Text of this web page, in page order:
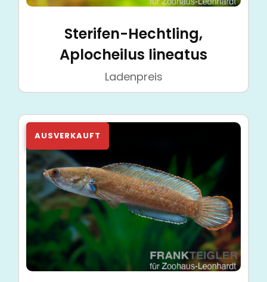
Sterifen-Hechtling,
Aplocheilus lineatus
Ladenpreis